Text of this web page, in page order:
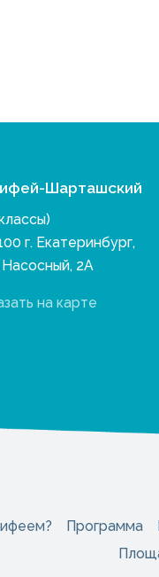
Шарташский
г. Екатеринбург,
Насосный, 2А
на карте
Программа